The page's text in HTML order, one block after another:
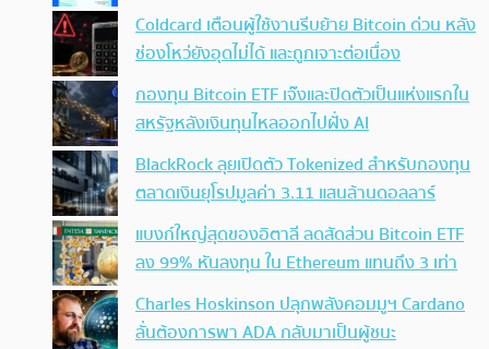
Coldcard เตือนผู้ใช้งานรีบย้าย Bitcoin ด่วน หลัง
ช่องโหว่ยังอุดไม่ได้ และถูกเจาะต่อเนื่อง
กองทุน Bitcoin ETF เจ๊งและปิดตัวเป็นแห่งแรกใน
สหรัฐหลังเงินทุนไหลออกไปฝั่ง AI
BlackRock ลุยเปิดตัว Tokenized สำหรับกองทุน
ตลาดเงินยุโรปมูลค่า 3.11 แสนล้านดอลลาร์
แบงก์ใหญ่สุดของอิตาลี ลดสัดส่วน Bitcoin ETF
ลง 99% หันลงทุน ใน Ethereum แทนถึง 3 เท่า
Charles Hoskinson ปลุกพลังคอมมูฯ Cardano
ลั่นต้องการพา ADA กลับมาเป็นผู้ชนะ